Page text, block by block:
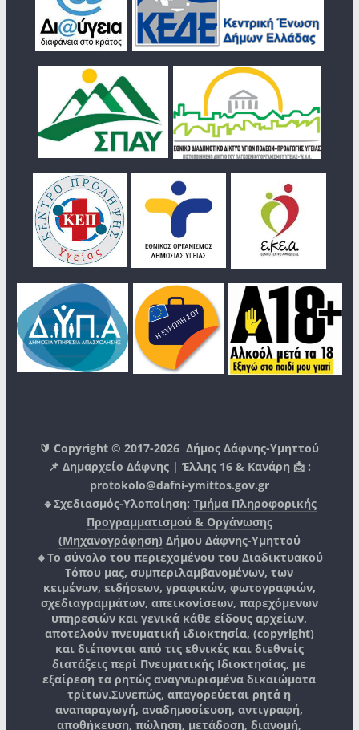
🔰 Copyright © 2017-2026Δήμος Δάφνης-Υμηττού
📌 Δημαρχείο Δάφνης | Έλλης 16 & Κανάρη 📩 :
protokolo@dafni-ymittos.gov.gr
🔹Σχεδιασμός-Υλοποίηση: Τμήμα Πληροφορικής
Προγραμματισμού & Οργάνωσης
(Μηχανογράφηση) Δήμου Δάφνης-Υμηττού
🔸Το σύνολο του περιεχομένου του Διαδικτυακού
Τόπου μας, συμπεριλαμβανομένων, των
κειμένων, ειδήσεων, γραφικών, φωτογραφιών,
σχεδιαγραμμάτων, απεικονίσεων, παρεχόμενων
υπηρεσιών και γενικά κάθε είδους αρχείων,
αποτελούν πνευματική ιδιοκτησία, (copyright)
και διέπονται από τις εθνικές και διεθνείς
διατάξεις περί Πνευματικής Ιδιοκτησίας, με
εξαίρεση τα ρητώς αναγνωρισμένα δικαιώματα
τρίτων.Συνεπώς, απαγορεύεται ρητά η
αναπαραγωγή, αναδημοσίευση, αντιγραφή,
αποθήκευση, πώληση, μετάδοση, διανομή,